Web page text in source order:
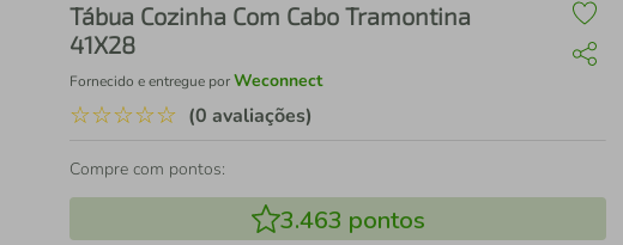
Tábua Cozinha Com Cabo Tramontina
41X28
Fornecido e entregue porWeconnect
☆☆☆☆☆ (0 avaliações)
Compre com pontos:
3.463 pontos